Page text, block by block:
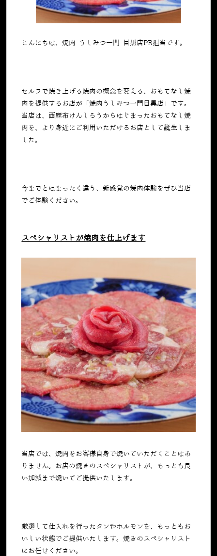
こんにちは、焼肉 うしみつ一門 目黒店PR担当です。
セルフで焼き上げる焼肉の概念を変える、おもてなし焼
肉を提供するお店が「焼肉うしみつ一門目黒店」です。
当店は、西麻布けんしろうからはじまったおもてなし焼
肉を、より身近にご利用いただけるお店として誕生しま
した。
今までとはまったく違う、新感覚の焼肉体験をぜひ当店
でご体験ください。
スペシャリストが焼肉を仕上げます
当店では、焼肉をお客様自身で焼いていただくことはあ
りません。お店の焼きのスペシャリストが、もっとも良
い加減まで焼いてご提供いたします。
厳選して仕入れを行ったタンやホルモンを、もっともお
いしい状態でご提供いたします。焼きのスペシャリスト
にお任せください。